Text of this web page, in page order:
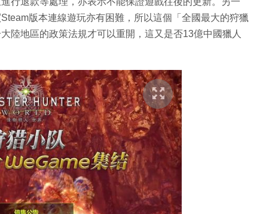
版本連線遊玩亦有困難，所以這個「全國最大的狩獵
陸地區的政策法規才可以重開，這又是否13億中國獵人